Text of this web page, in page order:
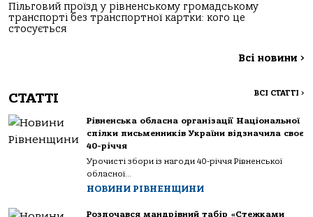
Пільговий проїзд у рівненському громадському
транспорті без транспортної картки: кого це
стосується
Всі новини >
СТАТТІ ВСІ СТАТТІ >
Рівненська обласна організації Національної
спілки письменників України відзначила своє
40-річчя
Урочисті збори із нагоди 40-річчя Рівненської
обласної...
НОВИНИ РІВНЕНЩИНИ
Розпочався мандрівний табір «Стежками